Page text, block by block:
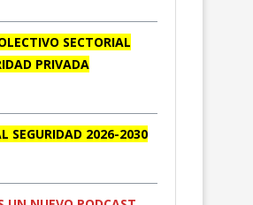
SECTORIAL
PRIVADA
SEGURIDAD 2026-2030